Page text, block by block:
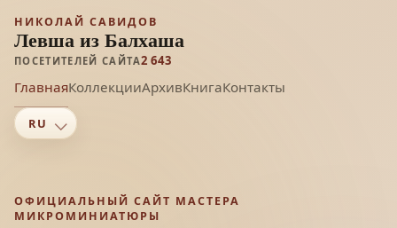
НИКОЛАЙ САВИДОВ
Левша из Балхаша
ПОСЕТИТЕЛЕЙ САЙТА2 643
ГлавнаяКоллекцииАрхивКнигаКонтакты
ОФИЦИАЛЬНЫЙ САЙТ МАСТЕРА
МИКРОМИНИАТЮРЫ